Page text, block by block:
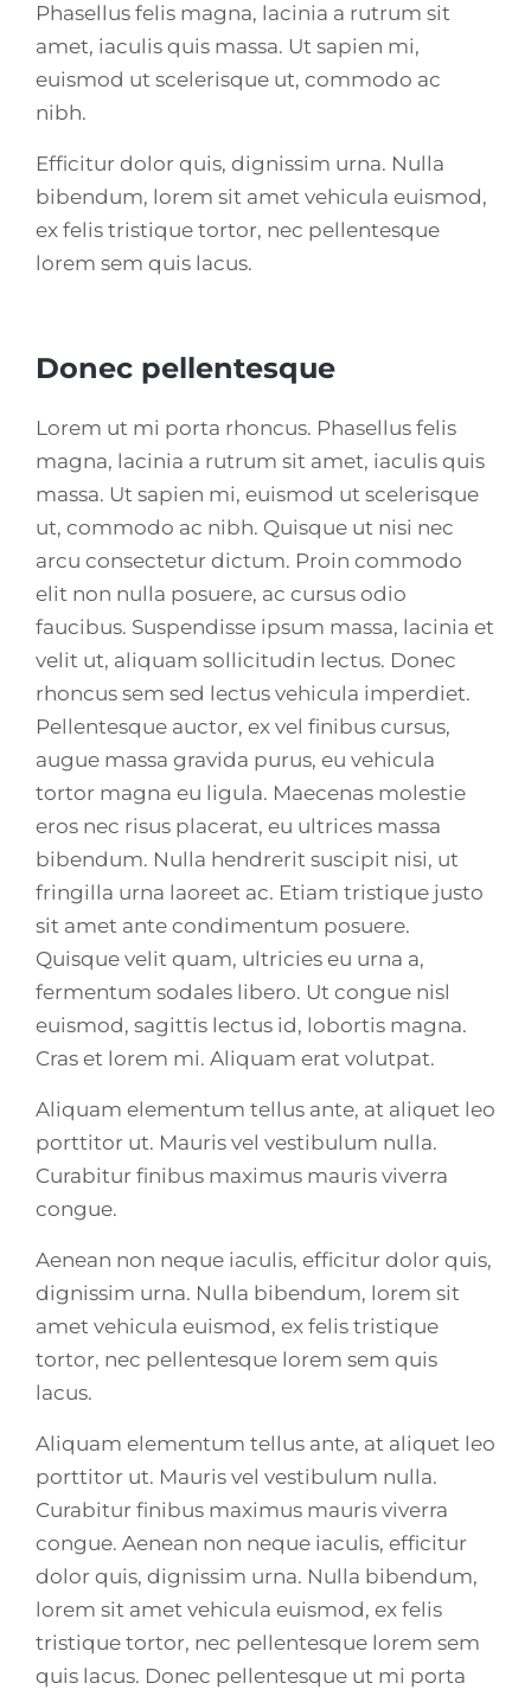
Phasellus felis magna, lacinia a rutrum sit
amet, iaculis quis massa. Ut sapien mi,
euismod ut scelerisque ut, commodo ac
nibh.
Efficitur dolor quis, dignissim urna. Nulla
bibendum, lorem sit amet vehicula euismod,
ex felis tristique tortor, nec pellentesque
lorem sem quis lacus.
Donec pellentesque
Lorem ut mi porta rhoncus. Phasellus felis
magna, lacinia a rutrum sit amet, iaculis quis
massa. Ut sapien mi, euismod ut scelerisque
ut, commodo ac nibh. Quisque ut nisi nec
arcu consectetur dictum. Proin commodo
elit non nulla posuere, ac cursus odio
faucibus. Suspendisse ipsum massa, lacinia et
velit ut, aliquam sollicitudin lectus. Donec
rhoncus sem sed lectus vehicula imperdiet.
Pellentesque auctor, ex vel finibus cursus,
augue massa gravida purus, eu vehicula
tortor magna eu ligula. Maecenas molestie
eros nec risus placerat, eu ultrices massa
bibendum. Nulla hendrerit suscipit nisi, ut
fringilla urna laoreet ac. Etiam tristique justo
sit amet ante condimentum posuere.
Quisque velit quam, ultricies eu urna a,
fermentum sodales libero. Ut congue nisl
euismod, sagittis lectus id, lobortis magna.
Cras et lorem mi. Aliquam erat volutpat.
Aliquam elementum tellus ante, at aliquet leo
porttitor ut. Mauris vel vestibulum nulla.
Curabitur finibus maximus mauris viverra
congue.
Aenean non neque iaculis, efficitur dolor quis,
dignissim urna. Nulla bibendum, lorem sit
amet vehicula euismod, ex felis tristique
tortor, nec pellentesque lorem sem quis
lacus.
Aliquam elementum tellus ante, at aliquet leo
porttitor ut. Mauris vel vestibulum nulla.
Curabitur finibus maximus mauris viverra
congue. Aenean non neque iaculis, efficitur
dolor quis, dignissim urna. Nulla bibendum,
lorem sit amet vehicula euismod, ex felis
tristique tortor, nec pellentesque lorem sem
quis lacus. Donec pellentesque ut mi porta